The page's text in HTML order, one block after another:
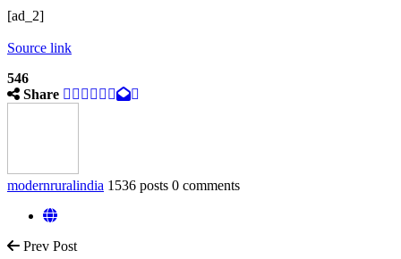
[ad_2]
Source link
546
Share
modernruralindia 1536 posts 0 comments
Prev Post